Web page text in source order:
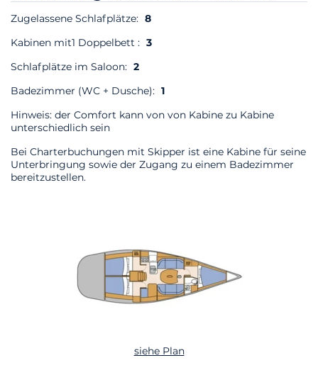
Zugelassene Schlafplätze: 8
Kabinen mit1 Doppelbett : 3
Schlafplätze im Saloon: 2
Badezimmer (WC + Dusche): 1
Hinweis: der Comfort kann von von Kabine zu Kabine
unterschiedlich sein
Bei Charterbuchungen mit Skipper ist eine Kabine für seine
Unterbringung sowie der Zugang zu einem Badezimmer
bereitzustellen.
siehe Plan